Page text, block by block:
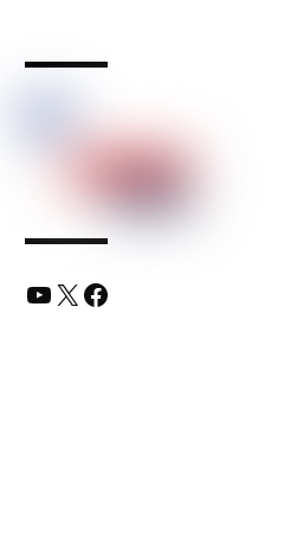
YouTube
X Facebook